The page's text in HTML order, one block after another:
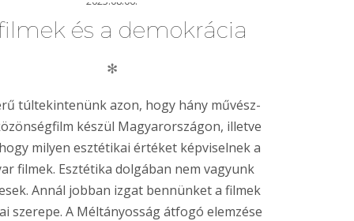
és a demokrácia
✻
túltekintenünk azon, hogy hány művész-
készül Magyarországon, illetve
milyen esztétikai értéket képviselnek a
filmek. Esztétika dolgában nem vagyunk
Annál jobban izgat bennünket a filmek
szerepe. A Méltányosság átfogó elemzése